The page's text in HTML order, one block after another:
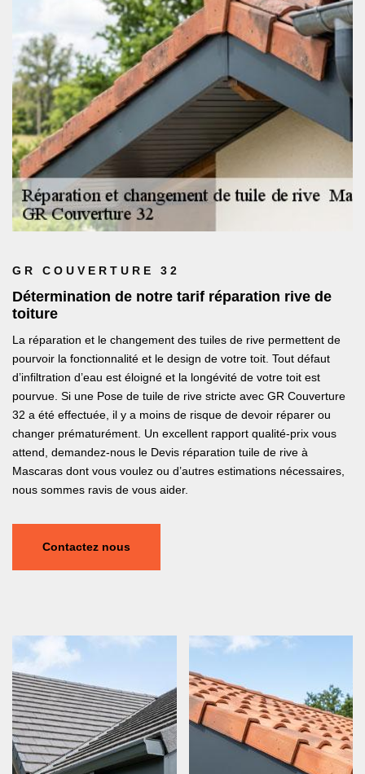
GR COUVERTURE 32
Détermination de notre tarif réparation rive de
toiture
La réparation et le changement des tuiles de rive permettent de
pourvoir la fonctionnalité et le design de votre toit. Tout défaut
d’infiltration d’eau est éloigné et la longévité de votre toit est
pourvue. Si une Pose de tuile de rive stricte avec GR Couverture
32 a été effectuée, il y a moins de risque de devoir réparer ou
changer prématurément. Un excellent rapport qualité-prix vous
attend, demandez-nous le Devis réparation tuile de rive à
Mascaras dont vous voulez ou d’autres estimations nécessaires,
nous sommes ravis de vous aider.
Contactez nous